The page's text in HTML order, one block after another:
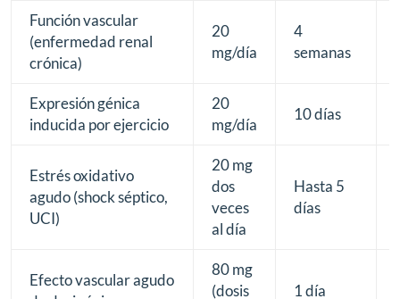
Función vascular
(enfermedad renal
crónica)
20
mg/día
4
semanas
Expresión génica
inducida por ejercicio
20
mg/día
10 días
Estrés oxidativo
agudo (shock séptico,
UCI)
20 mg
dos
veces
al día
Hasta 5
días
Efecto vascular agudo
80 mg
(dosis
1 día